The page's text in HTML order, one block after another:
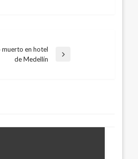
en hotel
de Medellín